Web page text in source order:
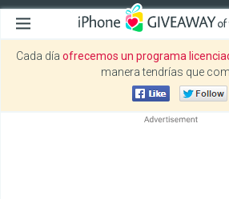
Cada día ofrecemos un programa
manera tendrías que